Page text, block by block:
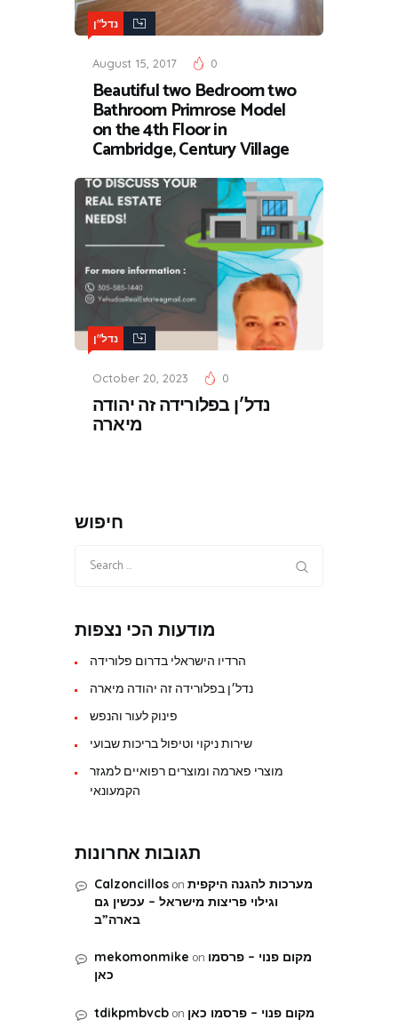
נדל"ן
August 15, 2017 0
Beautiful two Bedroom two
Bathroom Primrose Model
on the 4th Floor in
Cambridge, Century Village
נדל"ן
October 20, 2023 0
נדל׳ן בפלורידה זה יהודה
מיארה
חיפוש
מודעות הכי נצפות
הרדיו הישראלי בדרום פלורידה
נדל׳ן בפלורידה זה יהודה מיארה
פינוק לעור והנפש
שירות ניקוי וטיפול בריכות שבועי
מוצרי פארמה ומוצרים רפואיים למגזר
הקמעונאי
תגובות אחרונות
Calzoncilloson מערכות להגנה היקפית
וגילוי פריצות מישראל – עכשין גם
בארה”ב
mekomonmike on מקום פנוי – פרסמו
כאן
tdikpmbvcbon מקום פנוי – פרסמו כאן